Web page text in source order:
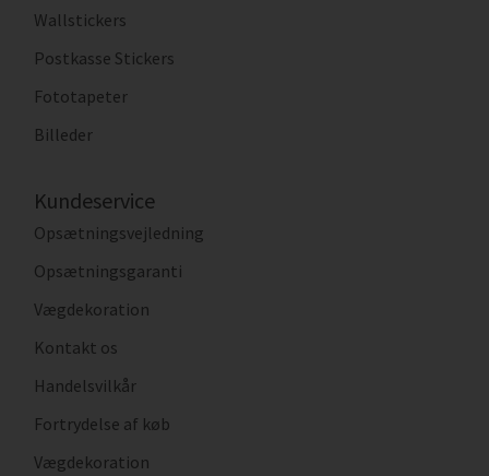
Wallstickers
Postkasse Stickers
Fototapeter
Billeder
Kundeservice
Opsætningsvejledning
Opsætningsgaranti
Vægdekoration
Kontakt os
Handelsvilkår
Fortrydelse af køb
Vægdekoration